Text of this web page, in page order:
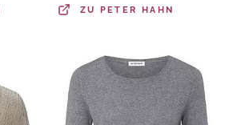
ZU PETER HAHN